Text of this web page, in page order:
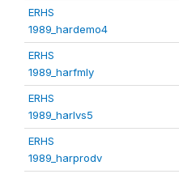
ERHS
1989_hardemo4
ERHS
1989_harfmly
ERHS
1989_harlvs5
ERHS
1989_harprodv